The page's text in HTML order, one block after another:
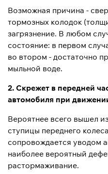
Возможная причина -
тормозных колодок
загрязнение. В любом
состояние: в первом
во втором - достаточно
мыльной воде.
2. Скрежет в передней
автомобиля при
Вероятнее всего вышел
ступицы переднего
сопровождается уводом
наиболее вероятный
растормаживание.